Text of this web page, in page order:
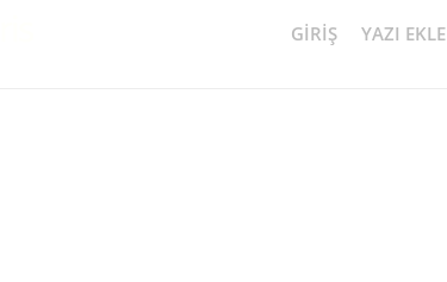
GIRIŞ YAZI EKLE